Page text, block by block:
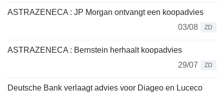
ASTRAZENECA : JP Morgan ontvangt een koopadvies
03/08
ZD
ASTRAZENECA : Bernstein herhaalt koopadvies
29/07
ZD
Deutsche Bank verlaagt advies voor Diageo en Luceco